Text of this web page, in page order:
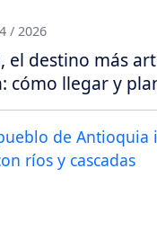
/ 2026
el destino más
cómo llegar y